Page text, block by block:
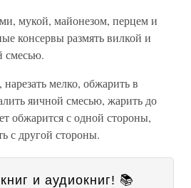
мукой, майонезом, перцем и
консервы размять вилкой и
смесью.
мелко, обжарить в
яичной смесью, жарить до
обжарится с одной стороны,
с другой стороны.
и аудиокниг! 📚